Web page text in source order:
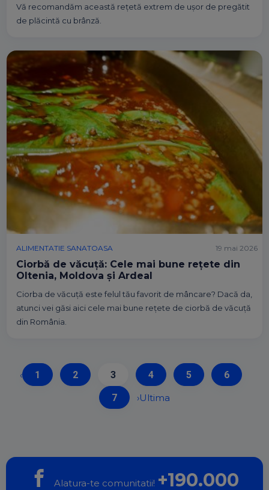
Vă recomandăm această rețetă extrem de ușor de pregătit
de plăcintă cu brânză.
ALIMENTATIE SANATOASA
Ciorbă de văcuță: Cele mai bune rețete din
Oltenia, Moldova și Ardeal
Ciorba de văcuță este felul tău favorit de mâncare? Dacă da,
atunci vei găsi aici cele mai bune rețete de ciorbă de văcuță
din România.
19 mai 2026
‹ 1 2 3 4 5
6
7
›Ultima
Alatura-te comunitatii! +190.000